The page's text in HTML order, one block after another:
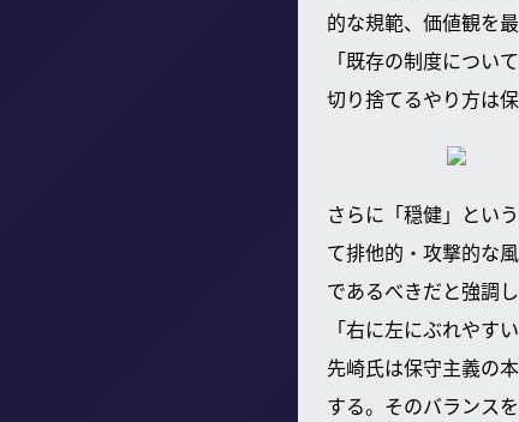
的な規範、価値観を
「既存の制度につい
切り捨てるやり方は
さらに「穏健」とい
て排他的・攻撃的な
であるべきだと強調し
「右に左にぶれやす
先崎氏は保守主義の
する。そのバランス